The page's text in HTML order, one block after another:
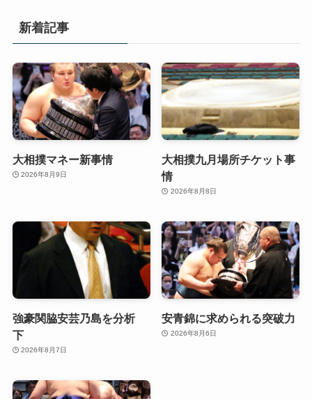
新着記事
大相撲マネー新事情
2026年8月9日
大相撲九月場所チケット事
情
2026年8月8日
強豪関脇安芸乃島を分析
下
2026年8月7日
安青錦に求められる突破力
2026年8月6日